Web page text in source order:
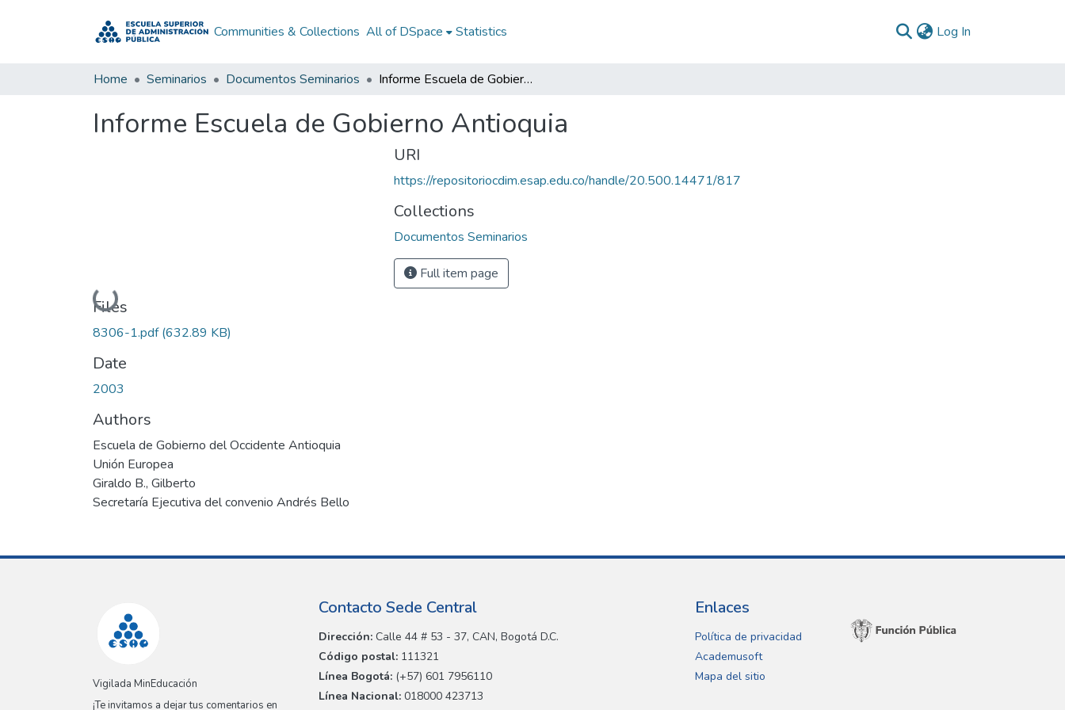
Communities & Collections All of DSpace Statistics Log In
Home Seminarios Documentos Seminarios Informe Escuela de Gobierno Antioquia
Informe Escuela de Gobierno Antioquia
Loading...
Files
8306-1.pdf(632.89 KB)
Date
2003
Authors
Escuela de Gobierno del Occidente Antioquia
Unión Europea
Giraldo B., Gilberto
Secretaría Ejecutiva del convenio Andrés Bello
URI
https://repositoriocdim.esap.edu.co/handle/20.500.14471/817
Collections
Documentos Seminarios
Full item page
Vigilada MinEducación
¡Te invitamos a dejar tus comentarios en
Contacto Sede Central
Dirección: Calle 44 # 53 - 37, CAN, Bogotá D.C.
Código postal: 111321
Línea Bogotá: (+57) 601 7956110
Línea Nacional: 018000 423713
Enlaces
Política de privacidad
Academusoft
Mapa del sitio